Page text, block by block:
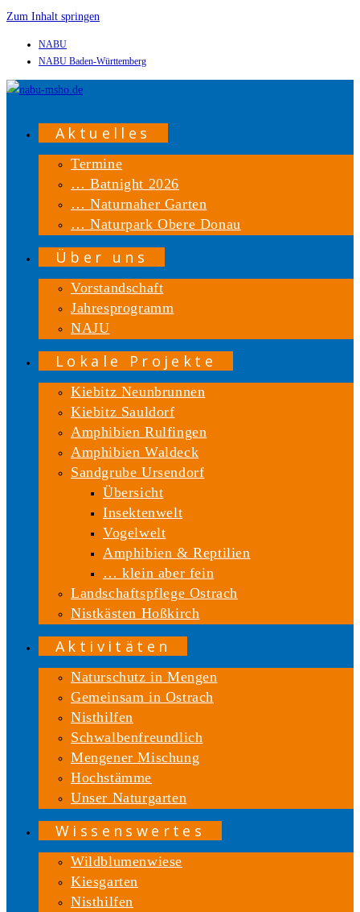
Zum Inhalt springen
NABU
NABU Baden-Württemberg
Aktuelles
Termine
… Batnight 2026
… Naturnaher Garten
… Naturpark Obere Donau
Über uns
Vorstandschaft
Jahresprogramm
NAJU
Lokale Projekte
Kiebitz Neunbrunnen
Kiebitz Sauldorf
Amphibien Rulfingen
Amphibien Waldeck
Sandgrube Ursendorf
Übersicht
Insektenwelt
Vogelwelt
Amphibien & Reptilien
… klein aber fein
Landschaftspflege Ostrach
Nistkästen Hoßkirch
Aktivitäten
Naturschutz in Mengen
Gemeinsam in Ostrach
Nisthilfen
Schwalbenfreundlich
Mengener Mischung
Hochstämme
Unser Naturgarten
Wissenswertes
Wildblumenwiese
Kiesgarten
Nisthilfen